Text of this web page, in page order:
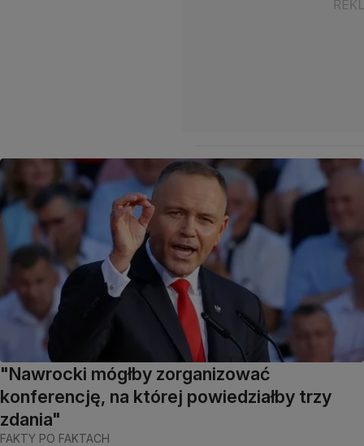
"Nawrocki mógłby zorganizować
konferencję, na której powiedziałby trzy
zdania"
FAKTY PO FAKTACH